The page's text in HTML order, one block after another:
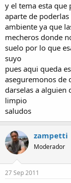
y el tema esta que
aparte de
ambiente ya que
mecheros donde
suelo por lo que
suyo
pues aqui queda
aseguremonos de
darselas a alguien
limpio
saludos
zampetti
Moderador
27 Sep 2011